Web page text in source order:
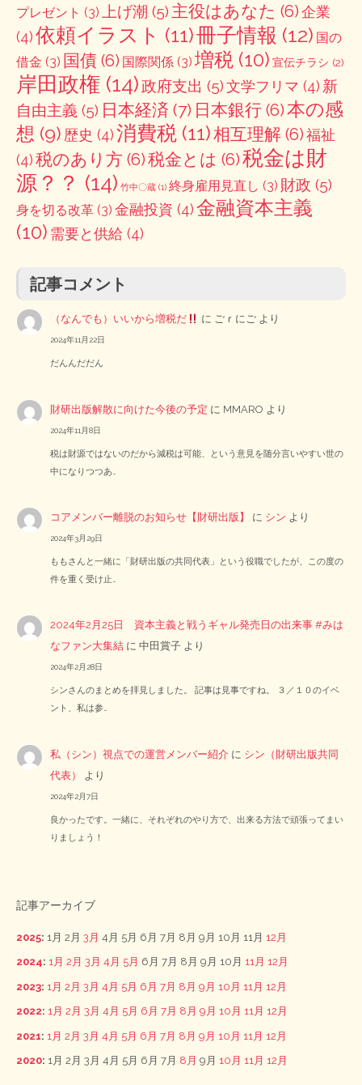
プレゼント (3) 上げ潮 (5) 主役はあなた (6)企業
(4)依頼イラスト (11)冊子情報 (12) 国の
借金 (3) 国債 (6) 国際関係 (3) 増税 (10) 宣伝チラシ (2)
岸田政権 (14)政府支出 (5)文学フリマ (4) 新
自由主義 (5) 日本経済 (7) 日本銀行 (6)本の感
想 (9) 歴史 (4)消費税 (11)相互理解 (6)福祉
(4)税のあり方 (6)税金とは (6)税金は財
源？？ (14) 竹中〇蔵 (1) 終身雇用見直し (3) 財政 (5)
身を切る改革 (3) 金融投資 (4)金融資本主義
(10) 需要と供給 (4)
記事コメント
（なんでも）いいから増税だ に ごｒにご より
2024年11月22日
だんんだだん
財研出版解散に向けた今後の予定 に MMARO より
2024年11月8日
税は財源ではないのだから減税は可能、という意見を随分言いやすい世の
中になりつつあ…
コアメンバー離脱のお知らせ【財研出版】 に シン より
2024年3月29日
ももさんと一緒に「財研出版の共同代表」という役職でしたが、この度の
件を重く受け止…
2024年2月25日 資本主義と戦うギャル発売日の出来事 #みは
なファン大集結 に中田賞子 より
2024年2月28日
シンさんのまとめを拝見しました。 記事は見事ですね。 ３／１０のイベ
ント、私は参…
私（シン）視点での運営メンバー紹介 に シン（財研出版共同
代表）
より
2024年2月7日
良かったです。一緒に、それぞれのやり方で、出来る方法で頑張ってまい
りましょう！
記事アーカイブ
2025: 1月 2月 3月 4月 5月 6月 7月 8月 9月 10月 11月 12月
2024: 1月 2月 3月 4月 5月 6月 7月 8月 9月 10月 11月 12月
2023: 1月 2月 3月 4月 5月 6月 7月 8月 9月 10月 11月 12月
2022: 1月 2月 3月 4月 5月 6月 7月 8月 9月 10月 11月 12月
2021: 1月 2月 3月 4月 5月 6月 7月 8月 9月 10月 11月 12月
2020: 1月 2月 3月 4月 5月 6月 7月 8月 9月 10月 11月 12月